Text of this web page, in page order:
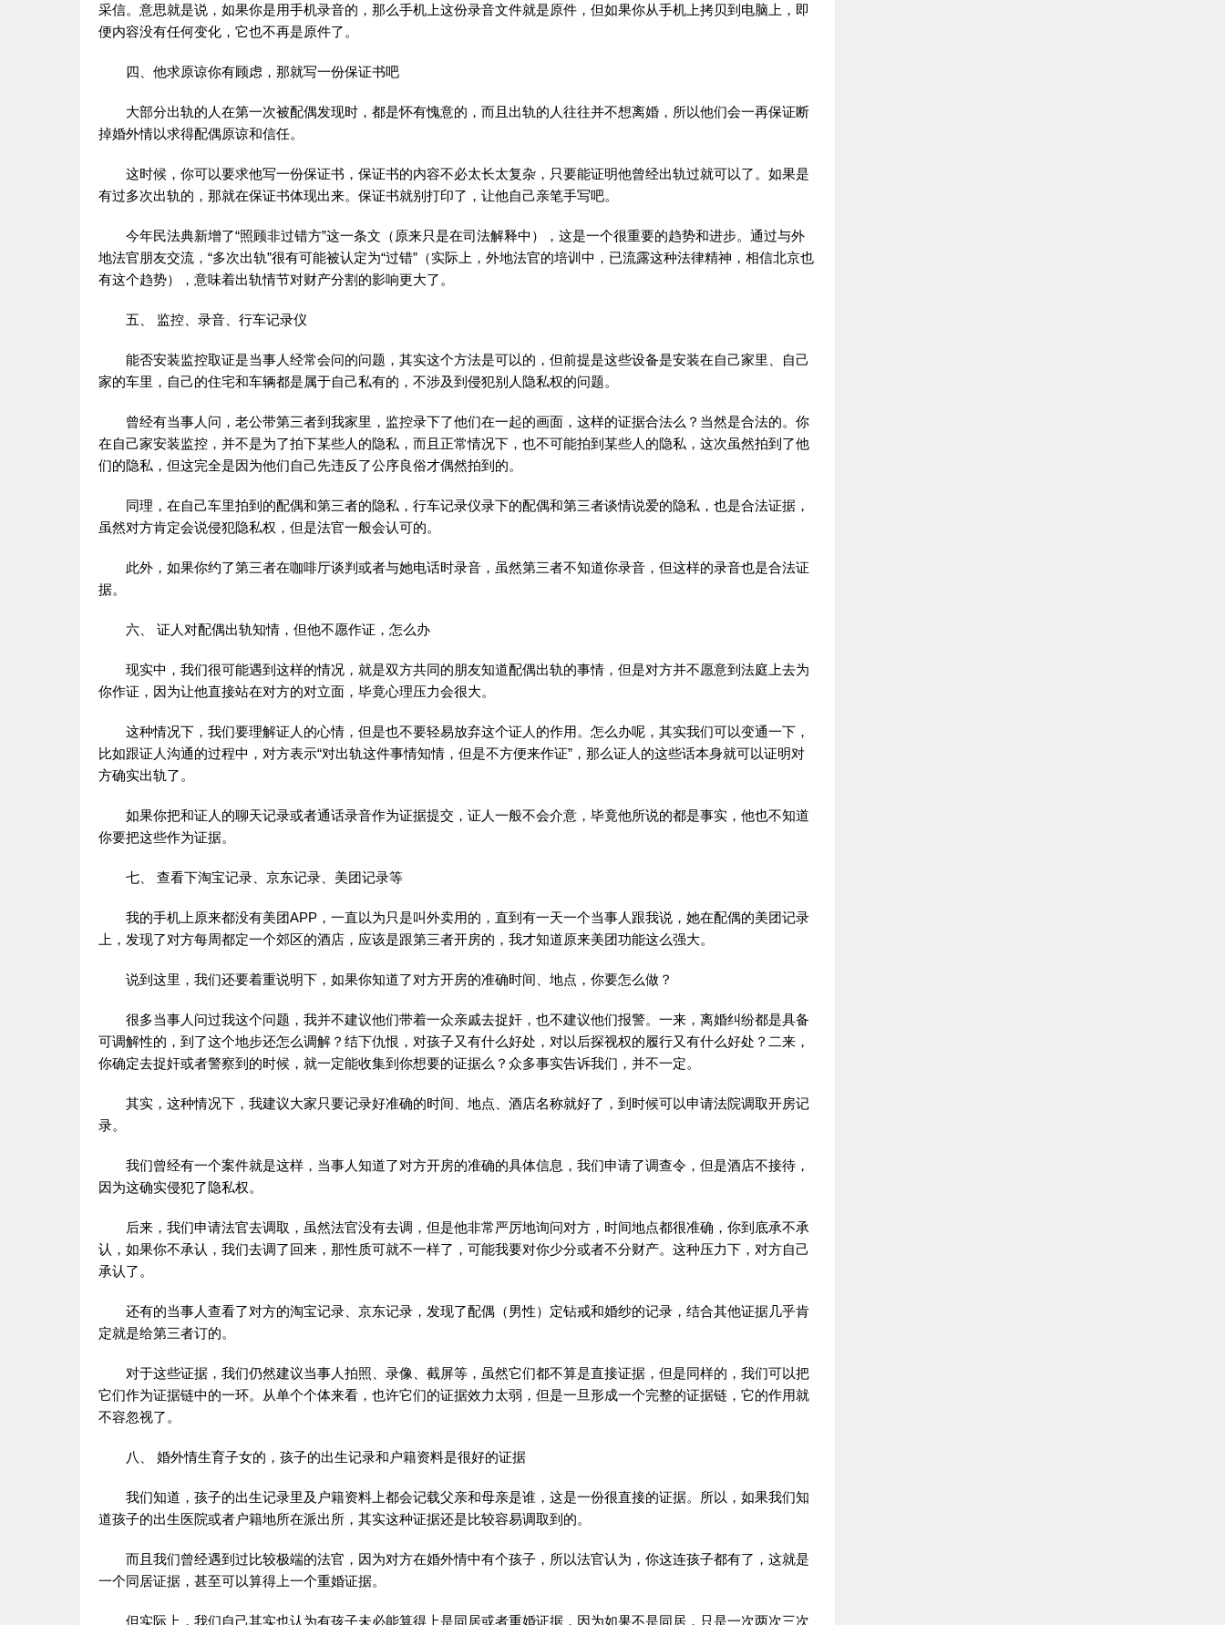
采信。意思就是说，如果你是用手机录音的，那么手机上这份录音文件就是原件，但如果你从手机上拷贝到电脑上，即
便内容没有任何变化，它也不再是原件了。
四、他求原谅你有顾虑，那就写一份保证书吧
大部分出轨的人在第一次被配偶发现时，都是怀有愧意的，而且出轨的人往往并不想离婚，所以他们会一再保证断
掉婚外情以求得配偶原谅和信任。
这时候，你可以要求他写一份保证书，保证书的内容不必太长太复杂，只要能证明他曾经出轨过就可以了。如果是
有过多次出轨的，那就在保证书体现出来。保证书就别打印了，让他自己亲笔手写吧。
今年民法典新增了“照顾非过错方”这一条文（原来只是在司法解释中），这是一个很重要的趋势和进步。通过与外
地法官朋友交流，“多次出轨”很有可能被认定为“过错”（实际上，外地法官的培训中，已流露这种法律精神，相信北京也
有这个趋势），意味着出轨情节对财产分割的影响更大了。
五、 监控、录音、行车记录仪
能否安装监控取证是当事人经常会问的问题，其实这个方法是可以的，但前提是这些设备是安装在自己家里、自己
家的车里，自己的住宅和车辆都是属于自己私有的，不涉及到侵犯别人隐私权的问题。
曾经有当事人问，老公带第三者到我家里，监控录下了他们在一起的画面，这样的证据合法么？当然是合法的。你
在自己家安装监控，并不是为了拍下某些人的隐私，而且正常情况下，也不可能拍到某些人的隐私，这次虽然拍到了他
们的隐私，但这完全是因为他们自己先违反了公序良俗才偶然拍到的。
同理，在自己车里拍到的配偶和第三者的隐私，行车记录仪录下的配偶和第三者谈情说爱的隐私，也是合法证据，
虽然对方肯定会说侵犯隐私权，但是法官一般会认可的。
此外，如果你约了第三者在咖啡厅谈判或者与她电话时录音，虽然第三者不知道你录音，但这样的录音也是合法证
据。
六、 证人对配偶出轨知情，但他不愿作证，怎么办
现实中，我们很可能遇到这样的情况，就是双方共同的朋友知道配偶出轨的事情，但是对方并不愿意到法庭上去为
你作证，因为让他直接站在对方的对立面，毕竟心理压力会很大。
这种情况下，我们要理解证人的心情，但是也不要轻易放弃这个证人的作用。怎么办呢，其实我们可以变通一下，
比如跟证人沟通的过程中，对方表示“对出轨这件事情知情，但是不方便来作证”，那么证人的这些话本身就可以证明对
方确实出轨了。
如果你把和证人的聊天记录或者通话录音作为证据提交，证人一般不会介意，毕竟他所说的都是事实，他也不知道
你要把这些作为证据。
七、 查看下淘宝记录、京东记录、美团记录等
我的手机上原来都没有美团APP，一直以为只是叫外卖用的，直到有一天一个当事人跟我说，她在配偶的美团记录
上，发现了对方每周都定一个郊区的酒店，应该是跟第三者开房的，我才知道原来美团功能这么强大。
说到这里，我们还要着重说明下，如果你知道了对方开房的准确时间、地点，你要怎么做？
很多当事人问过我这个问题，我并不建议他们带着一众亲戚去捉奸，也不建议他们报警。一来，离婚纠纷都是具备
可调解性的，到了这个地步还怎么调解？结下仇恨，对孩子又有什么好处，对以后探视权的履行又有什么好处？二来，
你确定去捉奸或者警察到的时候，就一定能收集到你想要的证据么？众多事实告诉我们，并不一定。
其实，这种情况下，我建议大家只要记录好准确的时间、地点、酒店名称就好了，到时候可以申请法院调取开房记
录。
我们曾经有一个案件就是这样，当事人知道了对方开房的准确的具体信息，我们申请了调查令，但是酒店不接待，
因为这确实侵犯了隐私权。
后来，我们申请法官去调取，虽然法官没有去调，但是他非常严厉地询问对方，时间地点都很准确，你到底承不承
认，如果你不承认，我们去调了回来，那性质可就不一样了，可能我要对你少分或者不分财产。这种压力下，对方自己
承认了。
还有的当事人查看了对方的淘宝记录、京东记录，发现了配偶（男性）定钻戒和婚纱的记录，结合其他证据几乎肯
定就是给第三者订的。
对于这些证据，我们仍然建议当事人拍照、录像、截屏等，虽然它们都不算是直接证据，但是同样的，我们可以把
它们作为证据链中的一环。从单个个体来看，也许它们的证据效力太弱，但是一旦形成一个完整的证据链，它的作用就
不容忽视了。
八、 婚外情生育子女的，孩子的出生记录和户籍资料是很好的证据
我们知道，孩子的出生记录里及户籍资料上都会记载父亲和母亲是谁，这是一份很直接的证据。所以，如果我们知
道孩子的出生医院或者户籍地所在派出所，其实这种证据还是比较容易调取到的。
而且我们曾经遇到过比较极端的法官，因为对方在婚外情中有个孩子，所以法官认为，你这连孩子都有了，这就是
一个同居证据，甚至可以算得上一个重婚证据。
但实际上，我们自己其实也认为有孩子未必能算得上是同居或者重婚证据，因为如果不是同居，只是一次两次三次